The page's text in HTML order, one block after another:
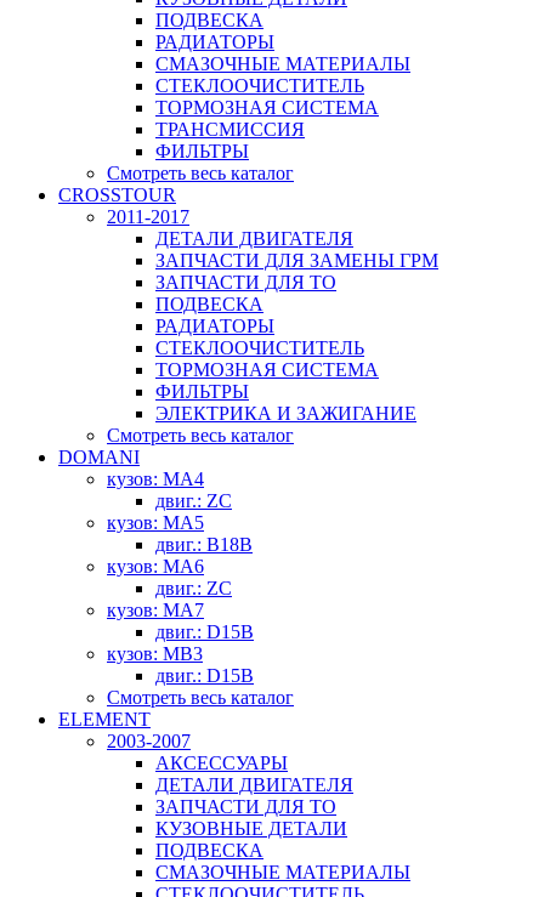
ПОДВЕСКА
РАДИАТОРЫ
СМАЗОЧНЫЕ МАТЕРИАЛЫ
СТЕКЛООЧИСТИТЕЛЬ
ТОРМОЗНАЯ СИСТЕМА
ТРАНСМИССИЯ
ФИЛЬТРЫ
Смотреть весь каталог
CROSSTOUR
2011-2017
ДЕТАЛИ ДВИГАТЕЛЯ
ЗАПЧАСТИ ДЛЯ ЗАМЕНЫ ГРМ
ЗАПЧАСТИ ДЛЯ ТО
ПОДВЕСКА
РАДИАТОРЫ
СТЕКЛООЧИСТИТЕЛЬ
ТОРМОЗНАЯ СИСТЕМА
ФИЛЬТРЫ
ЭЛЕКТРИКА И ЗАЖИГАНИЕ
Смотреть весь каталог
DOMANI
кузов: MA4
двиг.: ZC
кузов: MA5
двиг.: B18B
кузов: MA6
двиг.: ZC
кузов: MA7
двиг.: D15B
кузов: MB3
двиг.: D15B
Смотреть весь каталог
ELEMENT
2003-2007
АКСЕССУАРЫ
ДЕТАЛИ ДВИГАТЕЛЯ
ЗАПЧАСТИ ДЛЯ ТО
КУЗОВНЫЕ ДЕТАЛИ
ПОДВЕСКА
СМАЗОЧНЫЕ МАТЕРИАЛЫ